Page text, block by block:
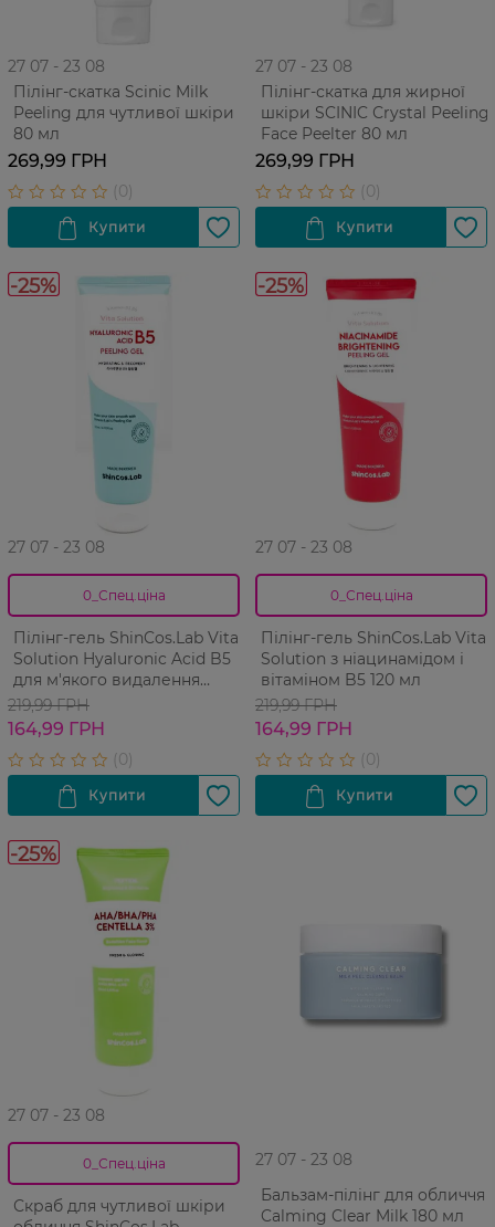
27 07 - 23 08
Пілінг-скатка Scinic Milk
Peeling для чутливої шкіри
80 мл
269,99 ГРН
27 07 - 23 08
Пілінг-скатка для жирної
шкіри SCINIC Сrystal Peeling
Face Peelter 80 мл
269,99 ГРН
-25%
27 07 - 23 08
0_Спец.ціна
Пілінг-гель ShinCos.Lab Vita
Solution Hyaluronic Acid B5
для м'якого видалення
відмерлих клітин шкіри та
очищення пор 120 мл
219,99 ГРН
164,99 ГРН
-25%
27 07 - 23 08
0_Спец.ціна
Пілінг-гель ShinCos.Lab Vita
Solution з ніацинамідом і
вітаміном B5 120 мл
219,99 ГРН
164,99 ГРН
-25%
27 07 - 23 08
0_Спец.ціна
Скраб для чутливої шкіри
27 07 - 23 08
Бальзам-пілінг для обличчя
Calming Clear Milk 180 мл